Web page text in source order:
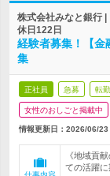
株式会社みなと銀行
休日122日
経験者募集！【
集
正社員 急募 転
女性のおしごと掲載中
情報更新日：2026/06/23
《地域貢
ての活躍